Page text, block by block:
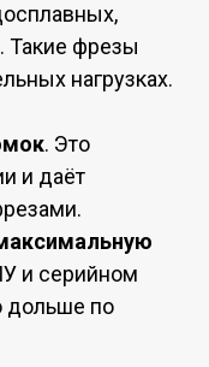
. Такие фрезы
нагрузках.
. Это
и даёт
и серийном
дольше по